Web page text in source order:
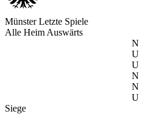
Münster Letzte Spiele
Alle Heim Auswärts
N
U
U
N
N
U
Siege